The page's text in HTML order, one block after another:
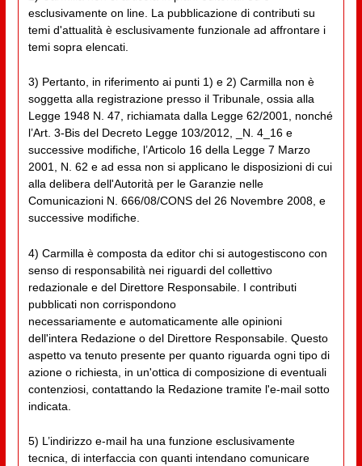
esclusivamente on line. La pubblicazione di contributi su
temi d'attualità è esclusivamente funzionale ad affrontare i
temi sopra elencati.
3) Pertanto, in riferimento ai punti 1) e 2) Carmilla non è
soggetta alla registrazione presso il Tribunale, ossia alla
Legge 1948 N. 47, richiamata dalla Legge 62/2001, nonché
l’Art. 3-Bis del Decreto Legge 103/2012, _N. 4_16 e
successive modifiche, l’Articolo 16 della Legge 7 Marzo
2001, N. 62 e ad essa non si applicano le disposizioni di cui
alla delibera dell'Autorità per le Garanzie nelle
Comunicazioni N. 666/08/CONS del 26 Novembre 2008, e
successive modifiche.
4) Carmilla è composta da editor chi si autogestiscono con
senso di responsabilità nei riguardi del collettivo
redazionale e del Direttore Responsabile. I contributi
pubblicati non corrispondono
necessariamente e automaticamente alle opinioni
dell'intera Redazione o del Direttore Responsabile. Questo
aspetto va tenuto presente per quanto riguarda ogni tipo di
azione o richiesta, in un'ottica di composizione di eventuali
contenziosi, contattando la Redazione tramite l'e-mail sotto
indicata.
5) L’indirizzo e-mail ha una funzione esclusivamente
tecnica, di interfaccia con quanti intendano comunicare